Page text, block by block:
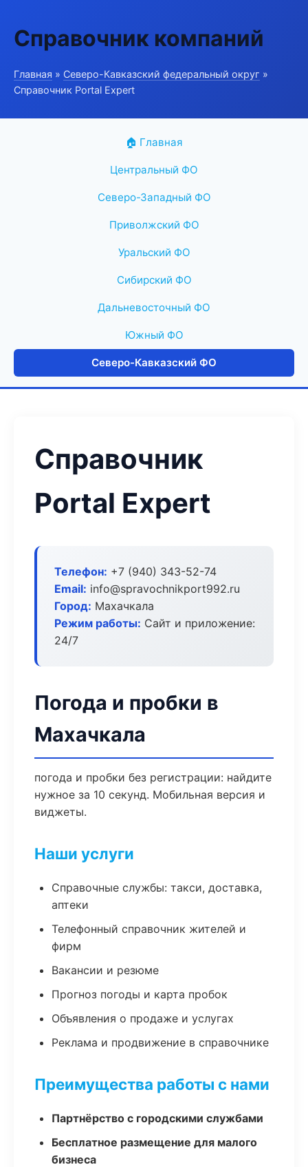
Справочник компаний
Главная » Северо-Кавказский федеральный округ »
Справочник Portal Expert
🏠 Главная
Центральный ФО
Северо-Западный ФО
Приволжский ФО
Уральский ФО
Сибирский ФО
Дальневосточный ФО
Южный ФО
Северо-Кавказский ФО
Справочник
Portal Expert
Телефон: +7 (940) 343-52-74
Email: info@spravochnikport992.ru
Город: Махачкала
Режим работы: Сайт и приложение:
24/7
Погода и пробки в
Махачкала
погода и пробки без регистрации: найдите
нужное за 10 секунд. Мобильная версия и
виджеты.
Наши услуги
Справочные службы: такси, доставка,
аптеки
Телефонный справочник жителей и
фирм
Вакансии и резюме
Прогноз погоды и карта пробок
Объявления о продаже и услугах
Реклама и продвижение в справочнике
Преимущества работы с нами
Партнёрство с городскими службами
Бесплатное размещение для малого
бизнеса